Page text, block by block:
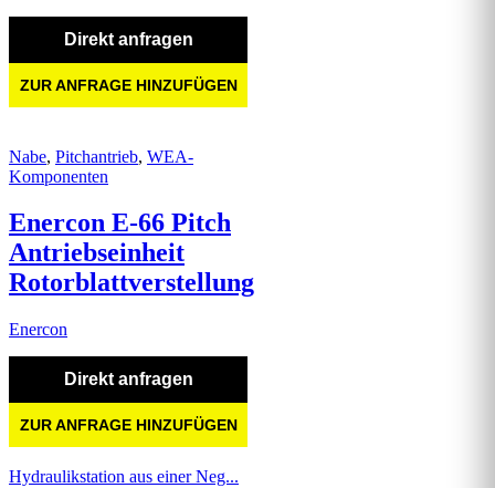
Direkt anfragen
ZUR ANFRAGE HINZUFÜGEN
Nabe, Pitchantrieb, WEA-
Komponenten
Enercon E-66 Pitch
Antriebseinheit
Rotorblattverstellung
Enercon
Direkt anfragen
ZUR ANFRAGE HINZUFÜGEN
Hydraulikstation aus einer Neg...